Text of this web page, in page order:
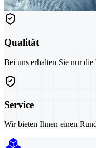
Qualität
Bei uns erhalten Sie nur die
Service
Wir bieten Ihnen einen